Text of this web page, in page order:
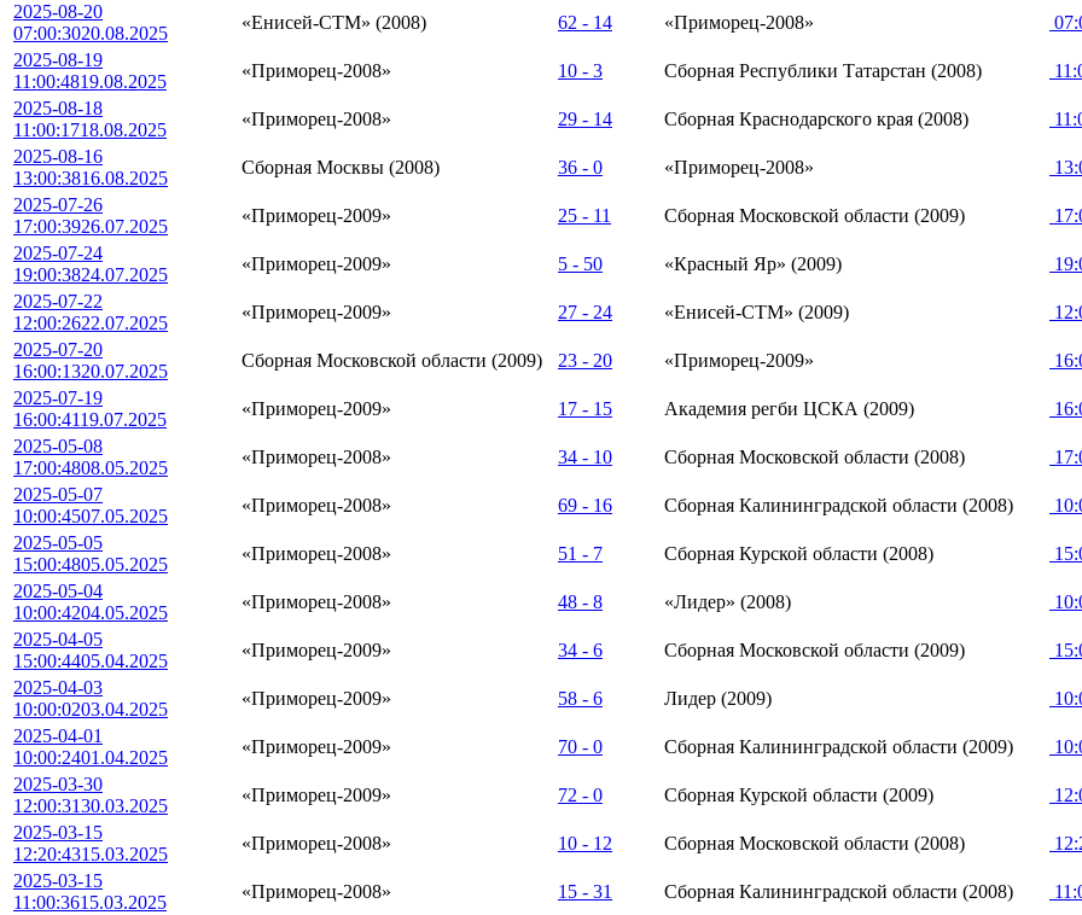
2025-08-20
07:00:3020.08.2025
«Енисей-СТМ» (2008) 62 - 14 «Приморец-2008»
2025-08-19
11:00:4819.08.2025
«Приморец-2008» 10 - 3 Сборная Республики Татарстан (2008)
2025-08-18
11:00:1718.08.2025
«Приморец-2008» 29 - 14 Сборная Краснодарского края (2008)
2025-08-16
13:00:3816.08.2025
Сборная Москвы (2008) 36 - 0 «Приморец-2008»
2025-07-26
17:00:3926.07.2025
«Приморец-2009» 25 - 11 Сборная Московской области (2009)
2025-07-24
19:00:3824.07.2025
«Приморец-2009» 5 - 50 «Красный Яр» (2009)
2025-07-22
12:00:2622.07.2025
«Приморец-2009» 27 - 24 «Енисей-СТМ» (2009)
2025-07-20
16:00:1320.07.2025
Сборная Московской области (2009) 23 - 20 «Приморец-2009»
2025-07-19
16:00:4119.07.2025
«Приморец-2009» 17 - 15 Академия регби ЦСКА (2009)
2025-05-08
17:00:4808.05.2025
«Приморец-2008» 34 - 10 Сборная Московской области (2008)
2025-05-07
10:00:4507.05.2025
«Приморец-2008» 69 - 16 Сборная Калининградской области (2008)
2025-05-05
15:00:4805.05.2025
«Приморец-2008» 51 - 7 Сборная Курской области (2008)
2025-05-04
10:00:4204.05.2025
«Приморец-2008» 48 - 8 «Лидер» (2008)
2025-04-05
15:00:4405.04.2025
«Приморец-2009» 34 - 6 Сборная Московской области (2009)
2025-04-03
10:00:0203.04.2025
«Приморец-2009» 58 - 6 Лидер (2009)
2025-04-01
10:00:2401.04.2025
«Приморец-2009» 70 - 0 Сборная Калининградской области (2009)
2025-03-30
12:00:3130.03.2025
«Приморец-2009» 72 - 0 Сборная Курской области (2009)
2025-03-15
12:20:4315.03.2025
«Приморец-2008» 10 - 12 Сборная Московской области (2008)
2025-03-15
11:00:3615.03.2025
«Приморец-2008» 15 - 31 Сборная Калининградской области (2008)